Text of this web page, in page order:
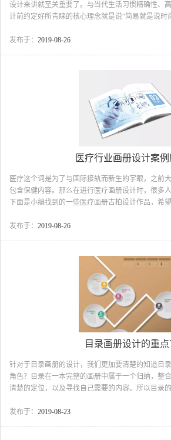
设计来讲就至关重要了。与当代生活习惯精确性、
计前约定好所青睐的核心理念就是说“简易就是说时
的差别，考虑到服装宣传册设计中的灵活性，在颜
古柏做出来以下设计：广州服装行业画册设计广州服
发布于： 2019-08-26
医疗行业画册设计案例
医疗这个词是为了与国际接轨而新生的字眼，之前
包含保健内容。那么在进行医疗画册设计时，很多
下面是小编找到的一些医疗画册古柏设计作品，希
行业画册设计案例医疗行业画册设计案例医疗行业
者的知名的品牌信息。总而言之，就是要让客户看
发布于： 2019-08-26
目录画册设计的重点
针对于目录画册的设计，我们更加要清楚的知道目
角色？目录在一本完整的画册中属于一个归纳，整
清楚的定位，以及寻找自己需要的内容。所以目录
能够直接的抓住读者的眼球，古柏创意机构做出了
发布于： 2019-08-23